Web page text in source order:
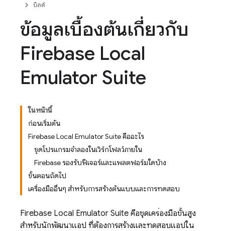
บิลด์
ข้อมูลเบื้องต้นเกี่ยวกับ
Firebase Local
Emulator Suite
ในหน้านี้
ก่อนเริ่มต้น
Firebase Local Emulator Suite คืออะไร
ชุดโปรแกรมจำลองในเวิร์กโฟลว์ภายใน
Firebase รองรับฟีเจอร์และแพลตฟอร์มใดบ้าง
ขั้นตอนถัดไป
เครื่องมืออื่นๆ สำหรับการสร้างต้นแบบและการทดสอบ
Firebase Local Emulator Suite คือชุดเครื่องมือขั้นสูง
สำหรับนักพัฒนาแอป ที่ต้องการสร้างและทดสอบแอปใน